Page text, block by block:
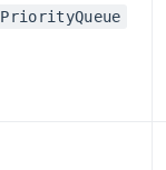
PriorityQueue